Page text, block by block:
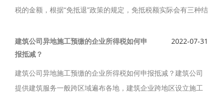
税的金额，根据“免抵退”政策的规定，免抵税额实际会有三种结
建筑公司异地施工预缴的企业所得税如何申
报抵减？
2022-07-31
建筑公司异地施工预缴的企业所得税如何申报抵减？建筑公司
提供建筑服务一般跨区域遍布各地，建筑企业跨地区设立施工